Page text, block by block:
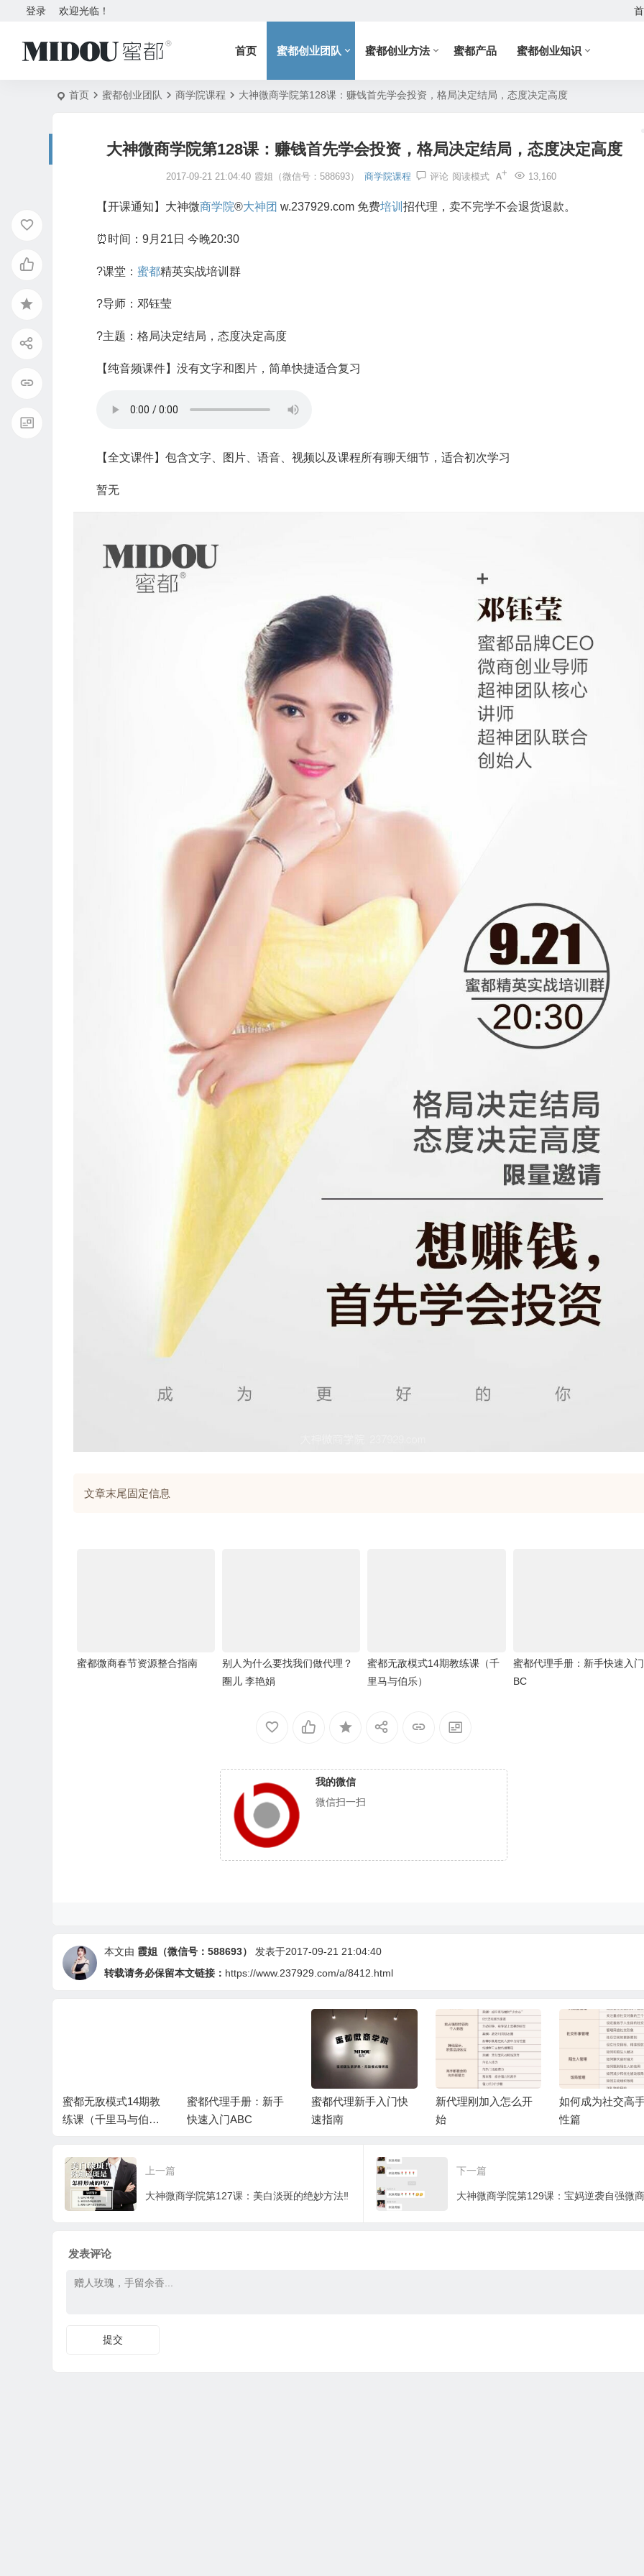
欢迎光临！
登录
首页 蜜都创业团队 蜜都创业方法 蜜都产品 蜜都创业知识
首页 蜜都创业团队 商学院课程 大神微商学院第128课：赚钱首先学会投资，格局决定结局，态度决定高度
大神微商学院第128课：赚钱首先学会投资，格局决定结局，态度决定高度
2017-09-21 21:04:40 霞姐（微信号：588693） 商学院课程 评论 13,160
阅读模式
【开课通知】大神微商学院®大神团 w.237929.com 免费培训 招代理，卖不完学不会退货退款。
⏰时间：9月21日 今晚20:30
?课堂： 蜜都精英实战培训群
?导师：邓钰莹
?主题：格局决定结局，态度决定高度
【纯音频课件】没有文字和图片，简单快捷适合复习
【全文课件】包含文字、图片、语音、视频以及课程所有聊天细节，适合初次学习
暂无
文章末尾固定信息
蜜都微商春节资源整合指南
别人为什么要找我们做代理？
圈儿 李艳娟
蜜都无敌模式14期教练课（千
里马与伯乐）
蜜都代理手册：新手快速入
BC
我的微信
微信扫一扫
本文由 霞姐（微信号：588693）
发表于2017-09-21 21:04:40
转载请务必保留本文链接： https://www.237929.com/a/8412.html
蜜都无敌模式14期教
练课（千里马与伯
蜜都代理手册：新手
快速入门ABC
蜜都代理新手入门快
速指南
新代理刚加入怎么开
始
如何成为社交高
性篇
上一篇
大神微商学院第127课：美白淡斑的绝妙方法‼️
下一篇
大神微商学院第129课：宝妈逆袭自强微
发表评论